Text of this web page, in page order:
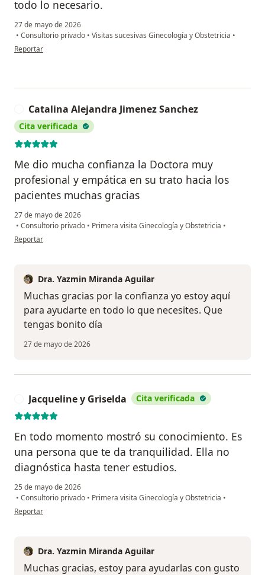
todo lo necesario.
27 de mayo de 2026
• Consultorio privado • Visitas sucesivas Ginecología y Obstetricia •
en opinión del usuario BS
Reportar
Catalina Alejandra Jimenez Sanchez
Cita verificada
Me dio mucha confianza la Doctora muy
profesional y empática en su trato hacia los
pacientes muchas gracias
27 de mayo de 2026
• Consultorio privado • Primera visita Ginecología y Obstetricia •
en opinión del usuario Catalina Alejandra Jimenez Sanchez
Reportar
Dra. Yazmin Miranda Aguilar
Muchas gracias por la confianza yo estoy aquí
para ayudarte en todo lo que necesites. Que
tengas bonito día
27 de mayo de 2026
Jacqueline y Griselda Cita verificada
En todo momento mostró su conocimiento. Es
una persona que te da tranquilidad. Ella no
diagnóstica hasta tener estudios.
25 de mayo de 2026
• Consultorio privado • Primera visita Ginecología y Obstetricia •
en opinión del usuario Jacqueline y Griselda
Reportar
Dra. Yazmin Miranda Aguilar
Muchas gracias, estoy para ayudarlas con gusto